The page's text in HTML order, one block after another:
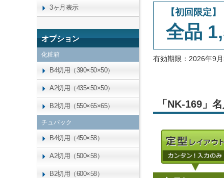
【初回限定】
全品
有効期限：2026年9
「NK-169」
3ヶ月表示
オプション
化粧箱
B4切用（390×50×50）
A2切用（435×50×50）
B2切用（550×65×65）
チュパック
B4切用（450×58）
A2切用（500×58）
B2切用（600×58）